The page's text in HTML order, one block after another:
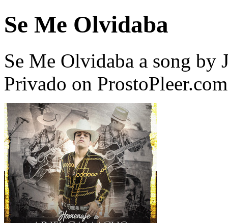
Se Me Olvidaba
Se Me Olvidaba a song by
Privado on ProstoPleer.com